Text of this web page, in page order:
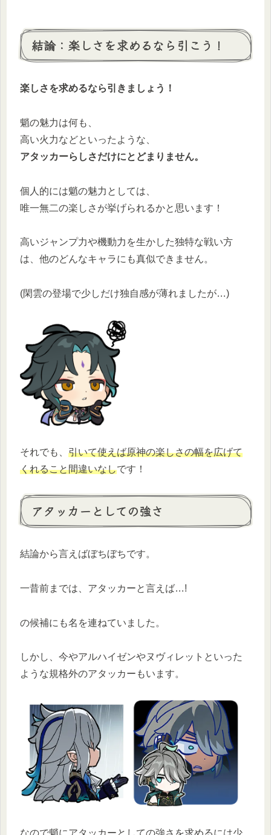
結論：楽しさを求めるなら引こう！
楽しさを求めるなら引きましょう！
魈の魅力は何も、
高い火力などといったような、
アタッカーらしさだけにとどまりません。
個人的には魈の魅力としては、
唯一無二の楽しさが挙げられるかと思います！
高いジャンプ力や機動力を生かした独特な戦い方
は、他のどんなキャラにも真似できません。
(閑雲の登場で少しだけ独自感が薄れましたが…)
それでも、 引いて使えば原神の楽しさの幅を広げて
くれること間違いなしです！
アタッカーとしての強さ
結論から言えばぼちぼちです。
一昔前までは、アタッカーと言えば…!
の候補にも名を連ねていました。
しかし、今やアルハイゼンやヌヴィレットといった
ような規格外のアタッカーもいます。
なので魈にアタッカーとしての強さを求めるには少